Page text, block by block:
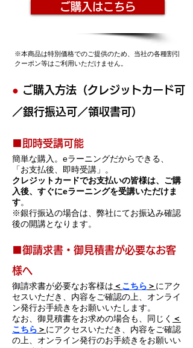
ご購入はこちら
※本商品は特別価格でのご提供のため、当社の各種割引
クーポン等はご利用いただけません。
● ご購入方法（クレジットカード可
／銀行振込可／領収書可）
​■即時受講可能
簡単な購入。eラーニングだからできる
「お支払後、即時受講」。
クレジットカードでお支払いの皆様は、ご購
入後、すぐにeラーニングを受講いただけま
す。
※銀行振込の場合は、弊社にてお振込み確認
後の開講となります。
​■御請求書・御見積書が必要なお客
様へ
御請求書が必要なお客様は ＜ こちら ＞ にアク
セスいただき、内容をご確認の上、オンライ
ン発行お手続きをお願いいたします。
なお、御見積書をお求めの場合も、同じく ＜
こちら ＞ にアクセスいただき、内容をご確認
の上、オンライン発行のお手続きをお願いい